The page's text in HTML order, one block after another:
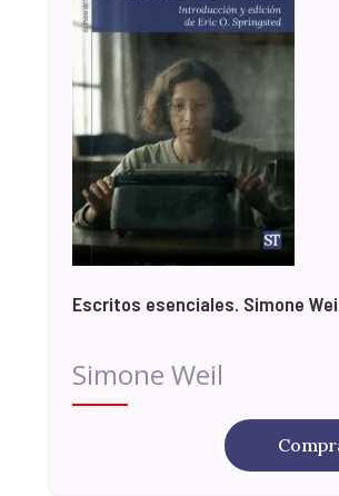
Escritos esenciales. Simone
Simone Weil